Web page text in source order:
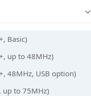
Basic)
up to 48MHz)
48MHz, USB option)
up to 75MHz)